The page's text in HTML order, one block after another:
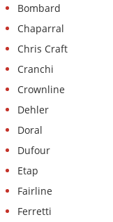
Bombard
Chaparral
Chris Craft
Cranchi
Crownline
Dehler
Doral
Dufour
Etap
Fairline
Ferretti